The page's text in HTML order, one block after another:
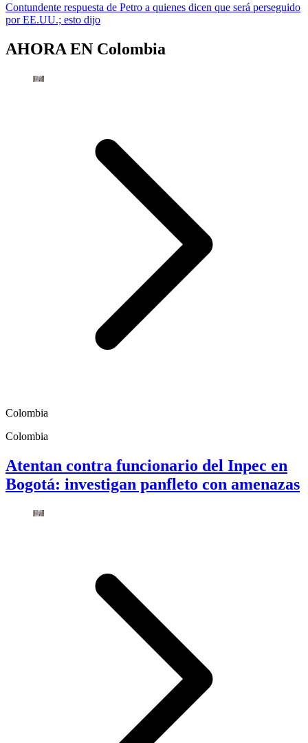
Contundente respuesta de Petro a quienes dicen que será perseguido
por EE.UU.; esto dijo
AHORA EN Colombia
Colombia
Colombia
Atentan contra funcionario del Inpec en
Bogotá: investigan panfleto con amenazas